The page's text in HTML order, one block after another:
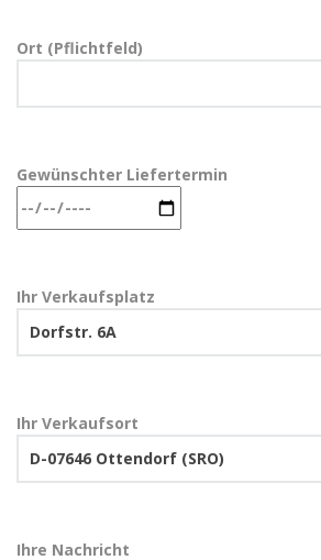
Ort (Pflichtfeld)
Gewünschter Liefertermin
Ihr Verkaufsplatz
Ihr Verkaufsort
Ihre Nachricht